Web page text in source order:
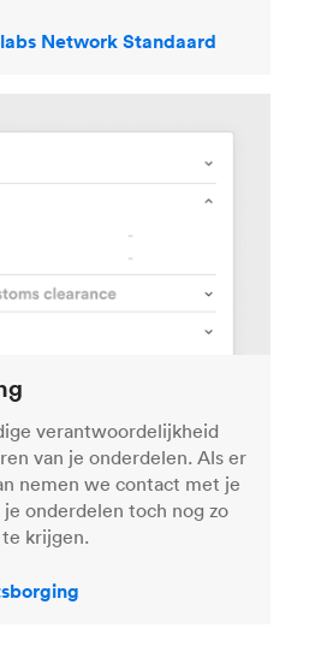
Network Standaard
verantwoordelijkheid
van je onderdelen. Als er
nemen we contact met je
onderdelen toch nog zo
krijgen.